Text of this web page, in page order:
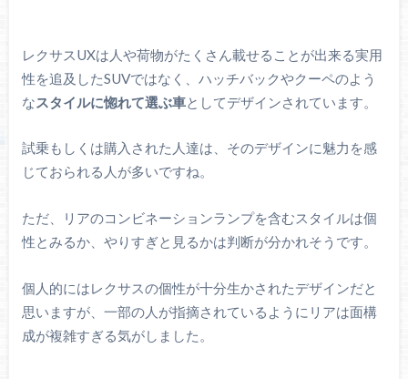
レクサスUXは人や荷物がたくさん載せることが出来る実用
性を追及したSUVではなく、ハッチバックやクーペのよう
なスタイルに惚れて選ぶ車としてデザインされています。
試乗もしくは購入された人達は、そのデザインに魅力を感
じておられる人が多いですね。
ただ、リアのコンビネーションランプを含むスタイルは個
性とみるか、やりすぎと見るかは判断が分かれそうです。
個人的にはレクサスの個性が十分生かされたデザインだと
思いますが、一部の人が指摘されているようにリアは面構
成が複雑すぎる気がしました。